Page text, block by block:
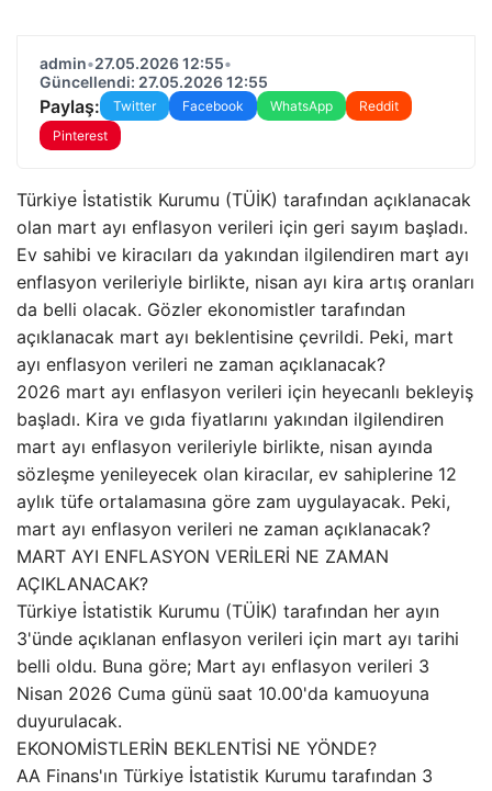
admin•27.05.2026 12:55•
Güncellendi: 27.05.2026 12:55
Paylaş: Twitter Facebook WhatsApp
Reddit
Pinterest
Türkiye İstatistik Kurumu (TÜİK) tarafından açıklanacak
olan mart ayı enflasyon verileri için geri sayım başladı.
Ev sahibi ve kiracıları da yakından ilgilendiren mart ayı
enflasyon verileriyle birlikte, nisan ayı kira artış oranları
da belli olacak. Gözler ekonomistler tarafından
açıklanacak mart ayı beklentisine çevrildi. Peki, mart
ayı enflasyon verileri ne zaman açıklanacak?
2026 mart ayı enflasyon verileri için heyecanlı bekleyiş
başladı. Kira ve gıda fiyatlarını yakından ilgilendiren
mart ayı enflasyon verileriyle birlikte, nisan ayında
sözleşme yenileyecek olan kiracılar, ev sahiplerine 12
aylık tüfe ortalamasına göre zam uygulayacak. Peki,
mart ayı enflasyon verileri ne zaman açıklanacak?
MART AYI ENFLASYON VERİLERİ NE ZAMAN
AÇIKLANACAK?
Türkiye İstatistik Kurumu (TÜİK) tarafından her ayın
3'ünde açıklanan enflasyon verileri için mart ayı tarihi
belli oldu. Buna göre; Mart ayı enflasyon verileri 3
Nisan 2026 Cuma günü saat 10.00'da kamuoyuna
duyurulacak.
EKONOMİSTLERİN BEKLENTİSİ NE YÖNDE?
AA Finans'ın Türkiye İstatistik Kurumu tarafından 3